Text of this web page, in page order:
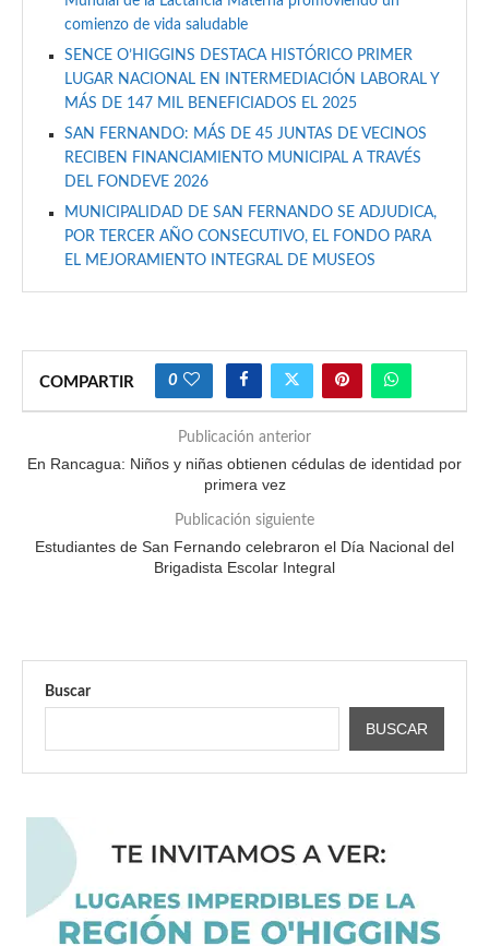
comienzo de vida saludable
SENCE O’HIGGINS DESTACA HISTÓRICO PRIMER
LUGAR NACIONAL EN INTERMEDIACIÓN LABORAL Y
MÁS DE 147 MIL BENEFICIADOS EL 2025
SAN FERNANDO: MÁS DE 45 JUNTAS DE VECINOS
RECIBEN FINANCIAMIENTO MUNICIPAL A TRAVÉS
DEL FONDEVE 2026
MUNICIPALIDAD DE SAN FERNANDO SE ADJUDICA,
POR TERCER AÑO CONSECUTIVO, EL FONDO PARA
EL MEJORAMIENTO INTEGRAL DE MUSEOS
COMPARTIR 0
Publicación anterior
En Rancagua: Niños y niñas obtienen cédulas de identidad por
primera vez
Publicación siguiente
Estudiantes de San Fernando celebraron el Día Nacional del
Brigadista Escolar Integral
Buscar
BUSCAR